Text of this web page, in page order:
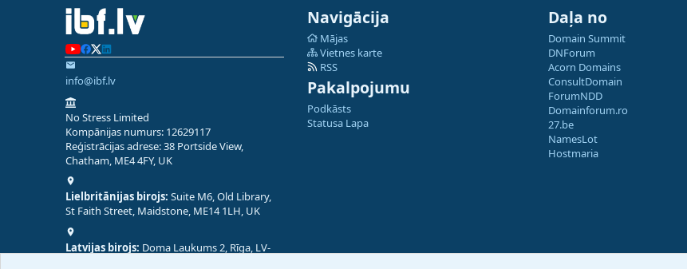
info@ibf.lv
No Stress Limited
Kompānijas numurs: 12629117
Reģistrācijas adrese: 38 Portside View,
Chatham, ME4 4FY, UK
Lielbritānijas birojs: Suite M6, Old Library,
St Faith Street, Maidstone, ME14 1LH, UK
Latvijas birojs: Doma Laukums 2, Rīga, LV-
Navigācija
Mājas
Vietnes karte
RSS
Pakalpojumu
Podkāsts
Statusa Lapa
Daļa no
Domain Summit
DNForum
Acorn Domains
ConsultDomain
ForumNDD
Domainforum.ro
27.be
NamesLot
Hostmaria